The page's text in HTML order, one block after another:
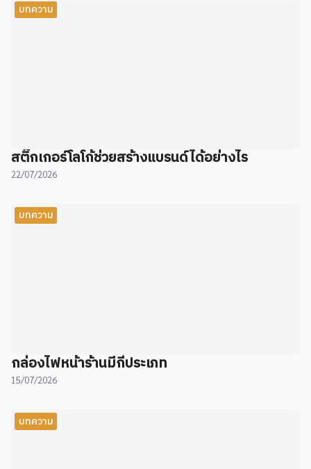
บทความ
สติ๊กเกอร์โลโก้ช่วยสร้างแบรนด์ได้อย่างไร
22/07/2026
บทความ
กล่องไฟหน้าร้านมีกี่ประเภท
15/07/2026
บทความ